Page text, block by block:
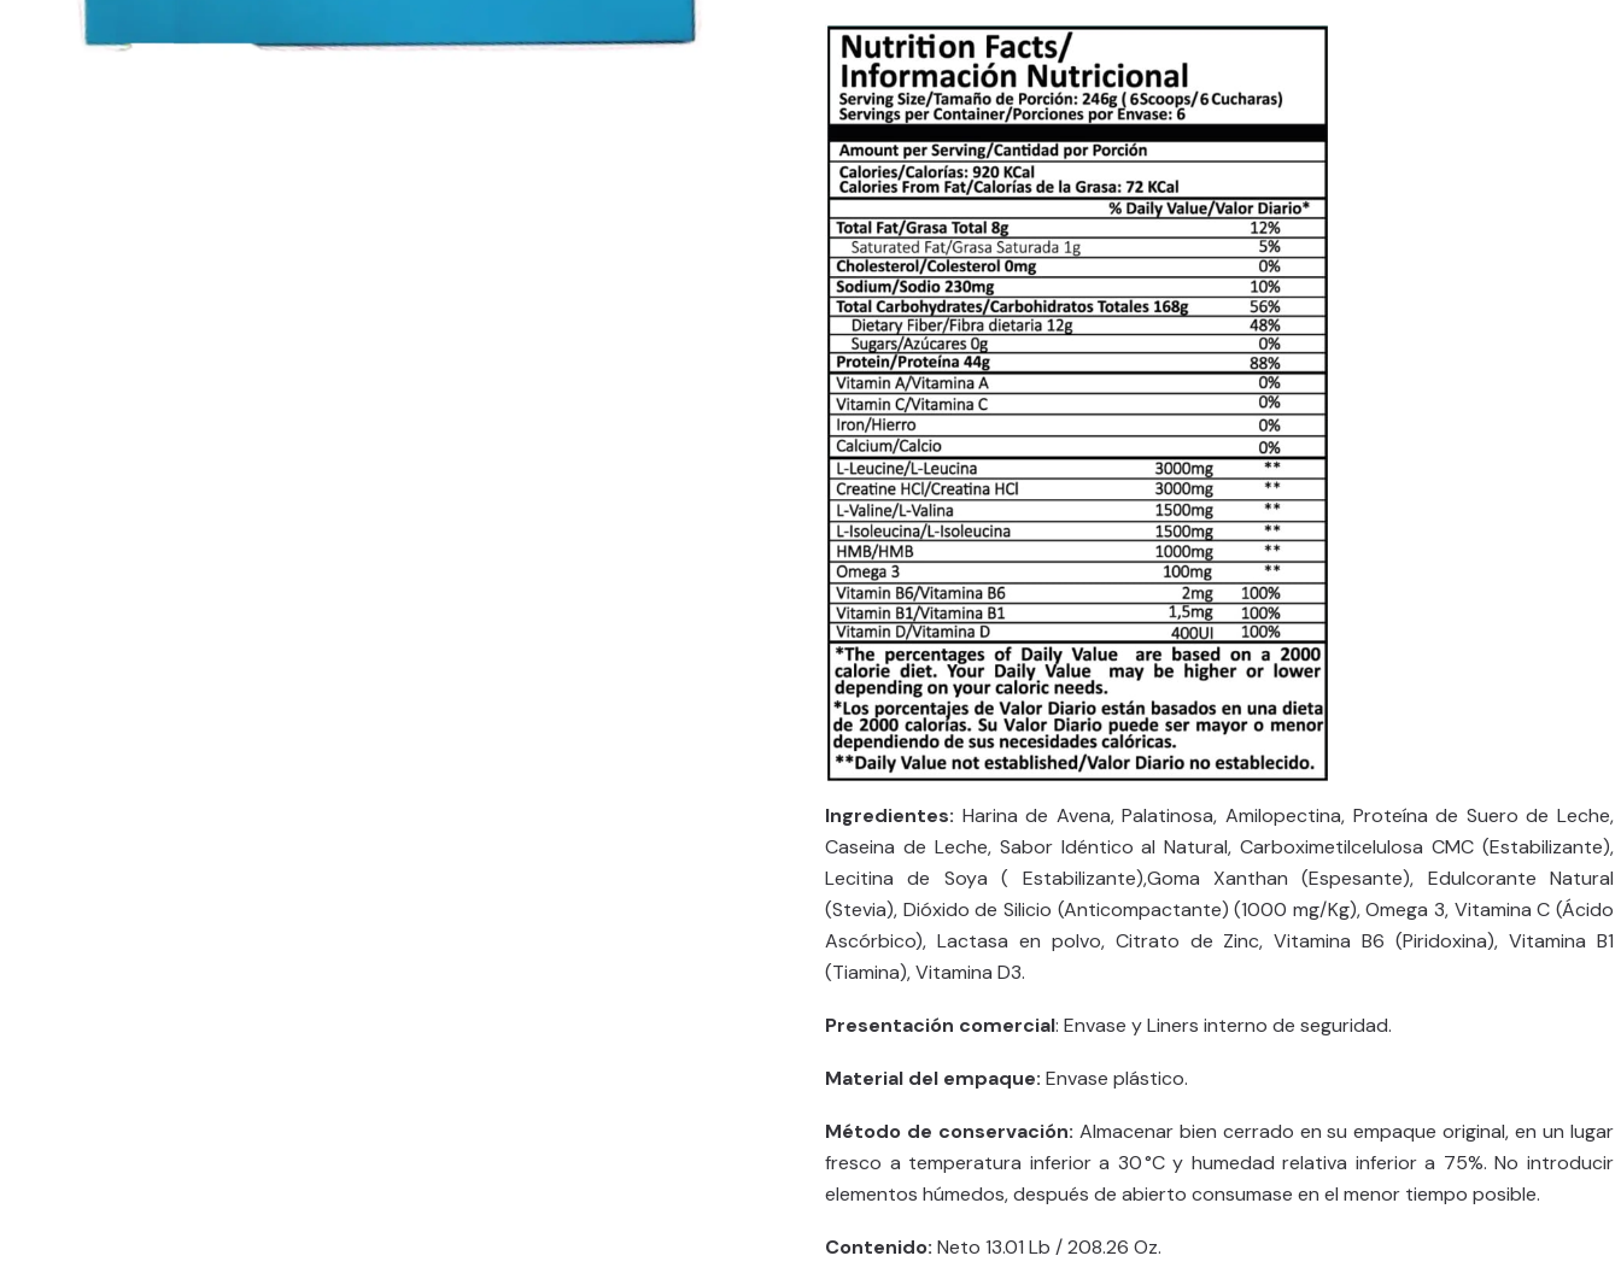
Ingredientes: Harina de Avena, Palatinosa, Amilopectina, Proteína de Suero de Leche,
Caseina de Leche, Sabor Idéntico al Natural, Carboximetilcelulosa CMC (Estabilizante),
Lecitina de Soya ( Estabilizante),Goma Xanthan (Espesante), Edulcorante Natural
(Stevia), Dióxido de Silicio (Anticompactante) (1000 mg/Kg), Omega 3, Vitamina C (Ácido
Ascórbico), Lactasa en polvo, Citrato de Zinc, Vitamina B6 (Piridoxina), Vitamina B1
(Tiamina), Vitamina D3.
Presentación comercial: Envase y Liners interno de seguridad.
Material del empaque: Envase plástico.
Método de conservación: Almacenar bien cerrado en su empaque original, en un lugar
fresco a temperatura inferior a 30 °C y humedad relativa inferior a 75%. No introducir
elementos húmedos, después de abierto consumase en el menor tiempo posible.
Contenido: Neto 13.01 Lb / 208.26 Oz.